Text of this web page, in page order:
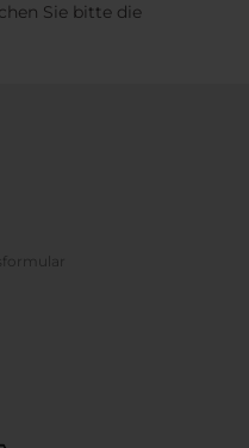
Sie bitte die